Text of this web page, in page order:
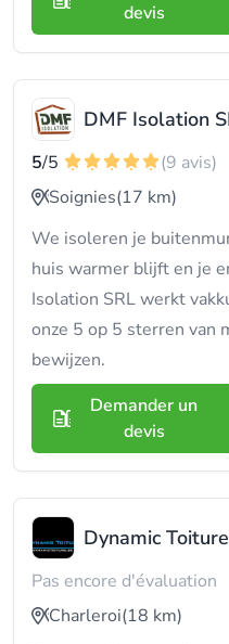
devis
DMF Isolation
5/5
(9 avis)
Soignies(17 km)
We isoleren je
huis warmer blijft en je
Isolation SRL werkt
onze 5 op 5 sterren van
bewijzen.
Demander un
devis
Dynamic
Pas encore d'évaluation
Charleroi(18 km)